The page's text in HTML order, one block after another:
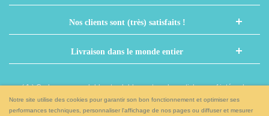
Nos clients sont (très) satisfaits !
Livraison dans le monde entier
Notre site utilise des cookies pour garantir son bon fonctionnement et optimiser ses
performances techniques, personnaliser l'affichage de nos pages ou diffuser et mesurer
( 1 ) Code non cumulable et valable sur tous les articles sauf intégrales,
nouveaux prénoms et autres articles déjà remisés